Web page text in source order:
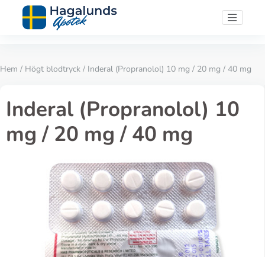
Hem / Högt blodtryck / Inderal (Propranolol) 10 mg / 20 mg / 40 mg
Inderal (Propranolol) 10
mg / 20 mg / 40 mg